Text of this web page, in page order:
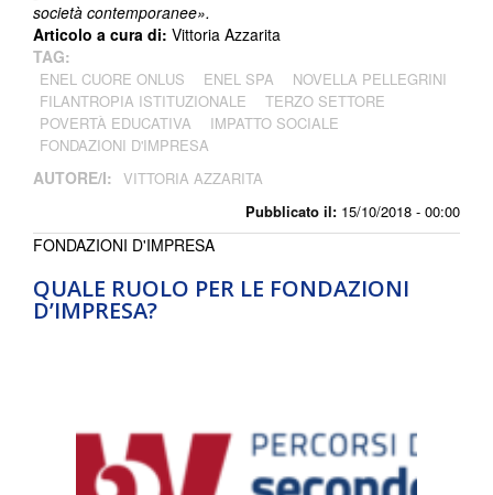
Pubblicato il: 15/10/2018 - 00:00
società contemporanee».
Articolo a cura di: Vittoria Azzarita
TAG:
ENEL CUORE ONLUS ENEL SPA
NOVELLA PELLEGRINI
FILANTROPIA ISTITUZIONALE
TERZO SETTORE
POVERTÀ EDUCATIVA
IMPATTO SOCIALE
FONDAZIONI D'IMPRESA
AUTORE/I: VITTORIA AZZARITA
QUALE RUOLO PER LE FONDAZIONI
D’IMPRESA?
FONDAZIONI D'IMPRESA